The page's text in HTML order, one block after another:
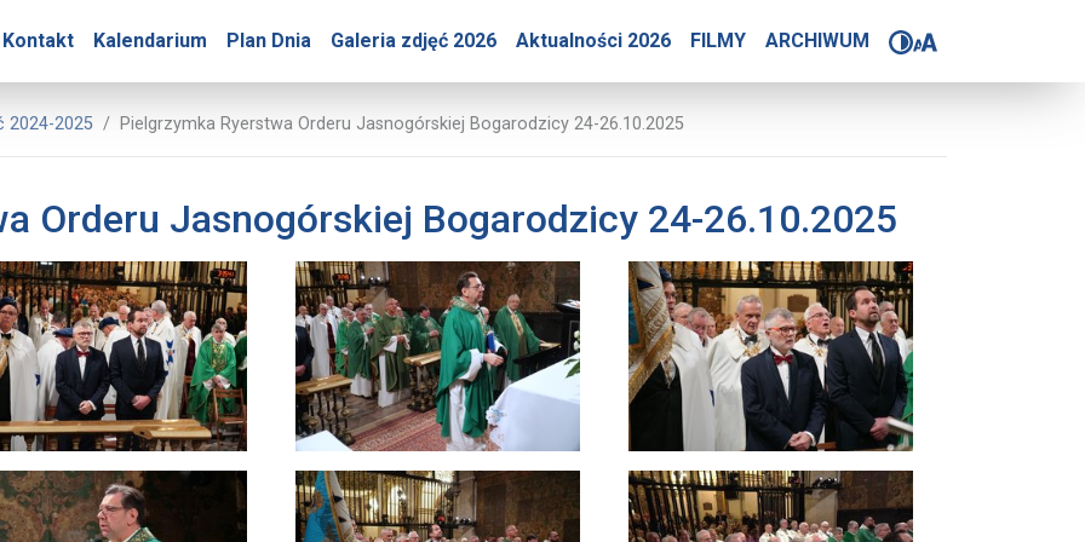
Kontakt Kalendarium Plan Dnia Galeria zdjęć 2026 Aktualności 2026 FILMY ARCHIWUM
– Pielgrzymka Ryerstwa Orderu Jasnogórskiej
Góry
2024-2025 Pielgrzymka Ryerstwa Orderu Jasnogórskiej Bogarodzicy 24-26.10.2025
Orderu Jasnogórskiej Bogarodzicy 24-26.10.2025